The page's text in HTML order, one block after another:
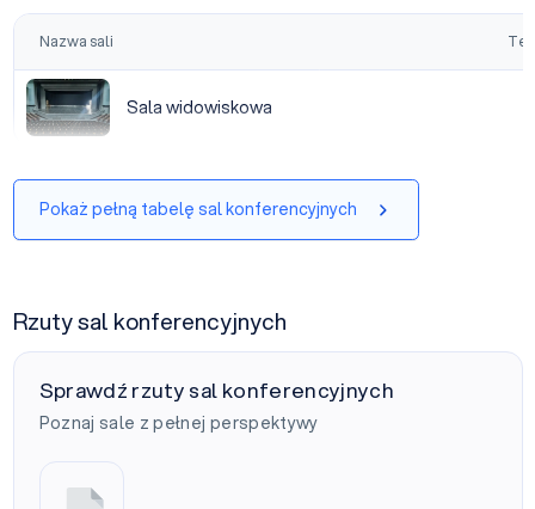
Nazwa sali
Sala widowiskowa
Sala widowiskowa
Pokaż pełną tabelę sal konferencyjnych
Rzuty sal konferencyjnych
Sprawdź rzuty sal konferencyjnych
Poznaj sale z pełnej perspektywy